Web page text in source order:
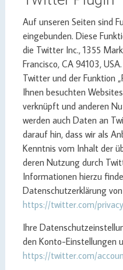
Auf unseren Seiten sind
eingebunden. Diese
die Twitter Inc., 1355
Francisco, CA 94103,
Twitter und der Funktion
Ihnen besuchten
verknüpft und anderen
werden auch Daten an
darauf hin, dass wir als
Kenntnis vom Inhalt der
deren Nutzung durch
Informationen hierzu
Datenschutzerklärung
https://twitter.com/privacy
Ihre
den Konto-Einstellungen
https://twitter.com/